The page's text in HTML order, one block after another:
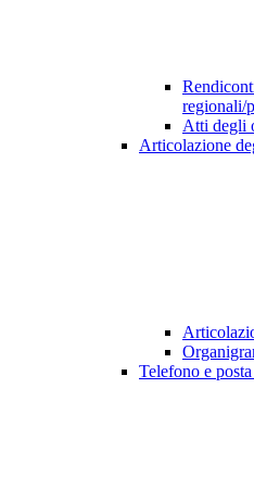
regionali/
Atti degli
Articolazione
Telefono e